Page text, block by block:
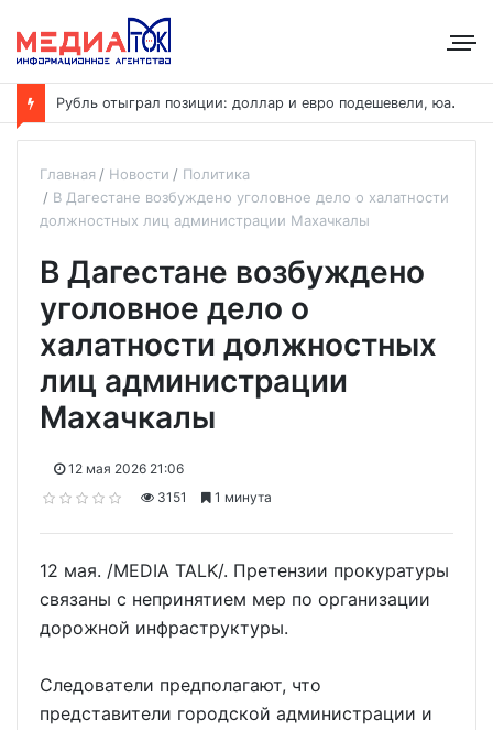
Рубль отыграл позиции: доллар и евро подешевели, юань растёт
Главная Новости
Политика
В Дагестане возбуждено уголовное дело о халатности
должностных лиц администрации Махачкалы
В Дагестане возбуждено
уголовное дело о
халатности должностных
лиц администрации
Махачкалы
12 мая 2026 21:06
3151
1 минута
12 мая. /MEDIA TALK/. Претензии прокуратуры
связаны с непринятием мер по организации
дорожной инфраструктуры.
Следователи предполагают, что
представители городской администрации и